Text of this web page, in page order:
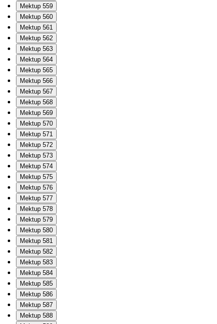
Mektup 559
Mektup 560
Mektup 561
Mektup 562
Mektup 563
Mektup 564
Mektup 565
Mektup 566
Mektup 567
Mektup 568
Mektup 569
Mektup 570
Mektup 571
Mektup 572
Mektup 573
Mektup 574
Mektup 575
Mektup 576
Mektup 577
Mektup 578
Mektup 579
Mektup 580
Mektup 581
Mektup 582
Mektup 583
Mektup 584
Mektup 585
Mektup 586
Mektup 587
Mektup 588